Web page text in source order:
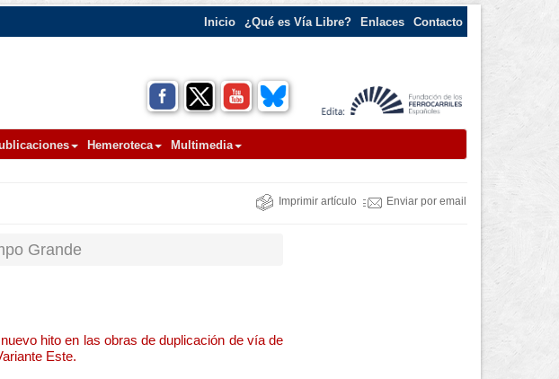
Inicio ¿Qué es Vía Libre? Enlaces Contacto
Hemeroteca Multimedia
Imprimir artículo Enviar por email
Grande
hito en las obras de duplicación de vía de
Este.